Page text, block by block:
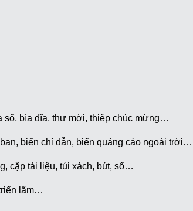
sổ, bìa đĩa, thư mời, thiệp chúc mừng…
biển chỉ dẫn, biển quảng cáo ngoài trời…
cặp tài liệu, túi xách, bút, sổ…
lãm…